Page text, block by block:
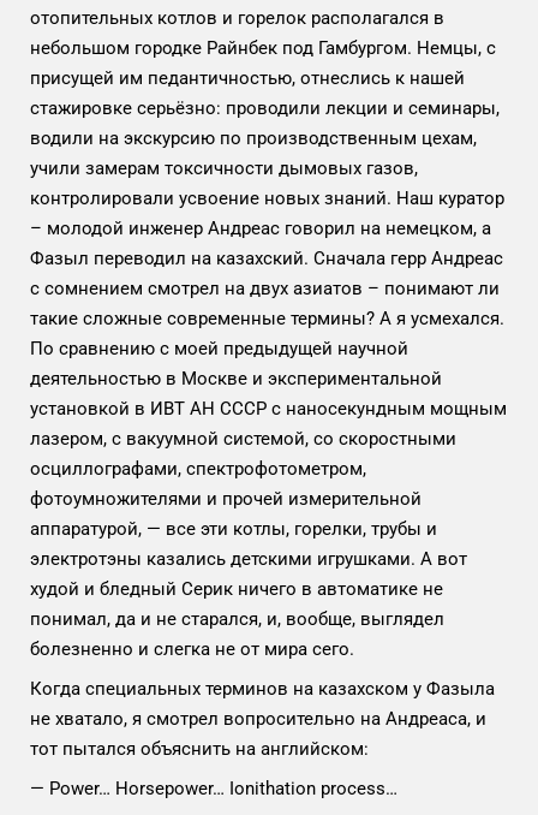
отопительных котлов и горелок располагался в
небольшом городке Райнбек под Гамбургом. Немцы, с
присущей им педантичностью, отнеслись к нашей
стажировке серьёзно: проводили лекции и семинары,
водили на экскурсию по производственным цехам,
учили замерам токсичности дымовых газов,
контролировали усвоение новых знаний. Наш куратор
– молодой инженер Андреас говорил на немецком, а
Фазыл переводил на казахский. Сначала герр Андреас
с сомнением смотрел на двух азиатов – понимают ли
такие сложные современные термины? А я усмехался.
По сравнению с моей предыдущей научной
деятельностью в Москве и экспериментальной
установкой в ИВТ АН СССР с наносекундным мощным
лазером, с вакуумной системой, со скоростными
осциллографами, спектрофотометром,
фотоумножителями и прочей измерительной
аппаратурой, — все эти котлы, горелки, трубы и
электротэны казались детскими игрушками. А вот
худой и бледный Серик ничего в автоматике не
понимал, да и не старался, и, вообще, выглядел
болезненно и слегка не от мира сего.
Когда специальных терминов на казахском у Фазыла
не хватало, я смотрел вопросительно на Андреаса, и
тот пытался объяснить на английском:
— Power… Horsepower… Ionithation process…